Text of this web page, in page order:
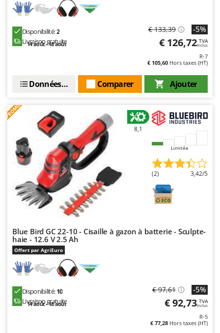
Disponibilité:2
Livraison gratuite
14 août - 18 août
€ 133,39 -5%
€ 126,72 TVA
Inclus
R-7
€ 105,60 Hors taxes (HT)
Ajouter
Comparer
Données techniques
PROMO
8,1
Limitée
(2) 3,42/5
Blue Bird GC 22-10 - Cisaille à gazon à batterie - Sculpte-
haie - 12.6 V 2.5 Ah
Offert par AgriEuro
Disponibilité:10
Livraison gratuite
14 août - 18 août
€ 97,61 -5%
€ 92,73 TVA
Inclus
R-5
€ 77,28 Hors taxes (HT)